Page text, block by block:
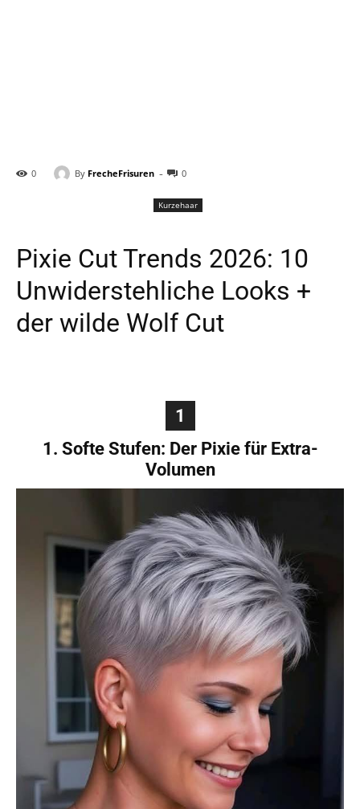
0 By FrecheFrisuren - 0
Kurzehaar
Pixie Cut Trends 2026: 10
Unwiderstehliche Looks +
der wilde Wolf Cut
1
1. Softe Stufen: Der Pixie für Extra-
Volumen